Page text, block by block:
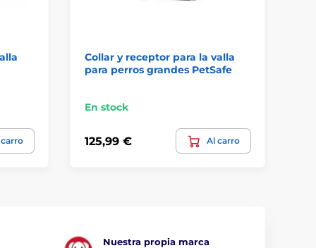
Collar y receptor para la valla
para perros grandes PetSafe
En stock
125,99 € Al carro
Nuestra propia marca